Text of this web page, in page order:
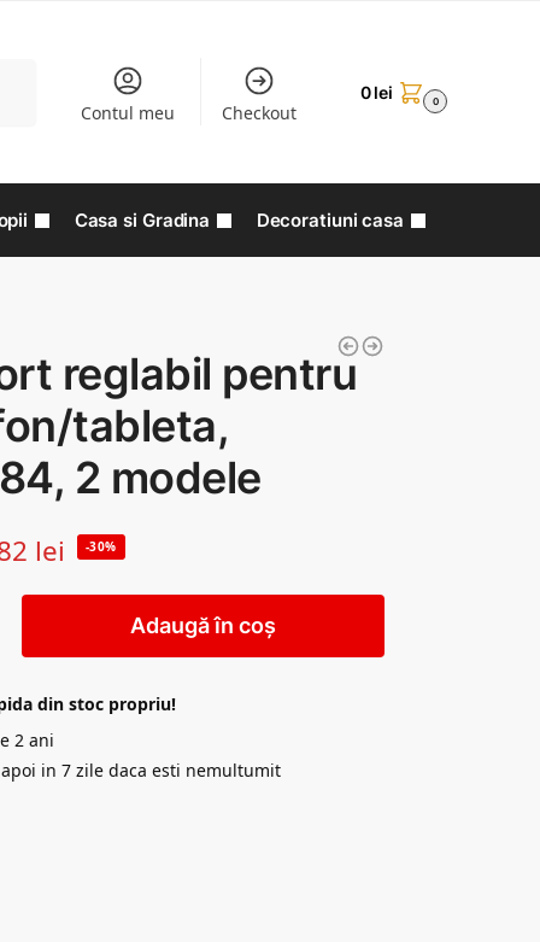
Contul meu Checkout
0lei 0
Casa si Gradina Decoratiuni casa
reglabil pentru
tableta,
2 modele
lei -30%
Adaugă în coș
din stoc propriu!
2 ani
in 7 zile daca esti nemultumit